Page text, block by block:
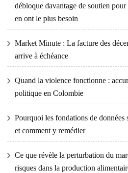
débloque davantage de soutien
en ont le plus besoin
Market Minute : La facture des
arrive à échéance
Quand la violence fonctionne :
politique en Colombie
Pourquoi les fondations de
et comment y remédier
Ce que révèle la perturbation du
risques dans la production